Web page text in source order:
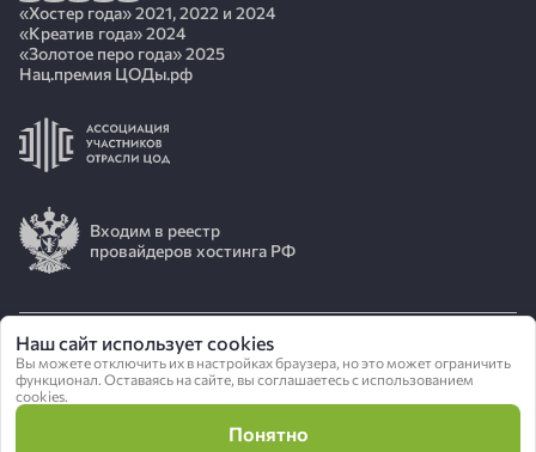
«Хостер года» 2021, 2022 и 2024
«Креатив года» 2024
«Золотое перо года» 2025
Нац.премия ЦОДы.рф
Входим в реестр
провайдеров хостинга РФ
© 2026 АО «ИОТ»
Политика конфиденциальности
Наш сайт использует cookies
Вы можете отключить их в настройках браузера, но это может ограничить
функционал. Оставаясь на сайте, вы соглашаетесь с использованием
cookies.
Понятно